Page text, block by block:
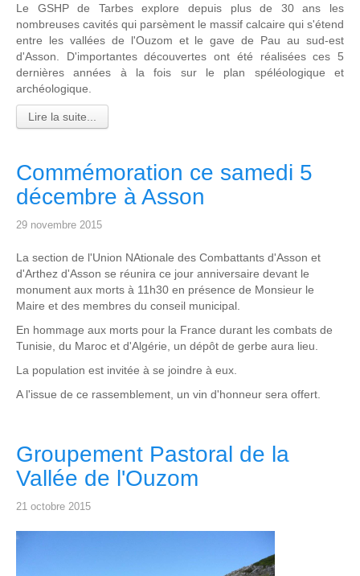
Le GSHP de Tarbes explore depuis plus de 30 ans les
nombreuses cavités qui parsèment le massif calcaire qui s'étend
entre les vallées de l'Ouzom et le gave de Pau au sud-est
d'Asson. D'importantes découvertes ont été réalisées ces 5
dernières années à la fois sur le plan spéléologique et
archéologique.
Lire la suite...
Commémoration ce samedi 5
décembre à Asson
29 novembre 2015
La section de l'Union NAtionale des Combattants d'Asson et
d'Arthez d'Asson se réunira ce jour anniversaire devant le
monument aux morts à 11h30 en présence de Monsieur le
Maire et des membres du conseil municipal.
En hommage aux morts pour la France durant les combats de
Tunisie, du Maroc et d'Algérie, un dépôt de gerbe aura lieu.
La population est invitée à se joindre à eux.
A l'issue de ce rassemblement, un vin d'honneur sera offert.
Groupement Pastoral de la
Vallée de l'Ouzom
21 octobre 2015